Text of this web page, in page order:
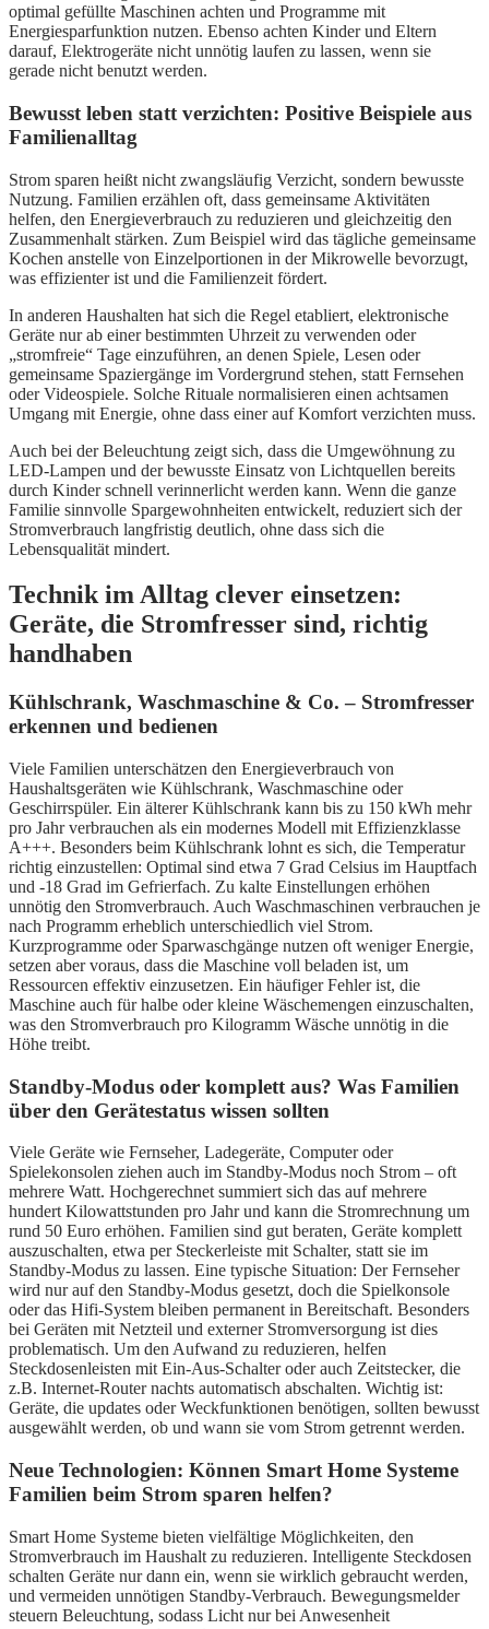
optimal gefüllte Maschinen achten und Programme mit
Energiesparfunktion nutzen. Ebenso achten Kinder und Eltern
darauf, Elektrogeräte nicht unnötig laufen zu lassen, wenn sie
gerade nicht benutzt werden.
Bewusst leben statt verzichten: Positive Beispiele aus
Familienalltag
Strom sparen heißt nicht zwangsläufig Verzicht, sondern bewusste
Nutzung. Familien erzählen oft, dass gemeinsame Aktivitäten
helfen, den Energieverbrauch zu reduzieren und gleichzeitig den
Zusammenhalt stärken. Zum Beispiel wird das tägliche gemeinsame
Kochen anstelle von Einzelportionen in der Mikrowelle bevorzugt,
was effizienter ist und die Familienzeit fördert.
In anderen Haushalten hat sich die Regel etabliert, elektronische
Geräte nur ab einer bestimmten Uhrzeit zu verwenden oder
„stromfreie“ Tage einzuführen, an denen Spiele, Lesen oder
gemeinsame Spaziergänge im Vordergrund stehen, statt Fernsehen
oder Videospiele. Solche Rituale normalisieren einen achtsamen
Umgang mit Energie, ohne dass einer auf Komfort verzichten muss.
Auch bei der Beleuchtung zeigt sich, dass die Umgewöhnung zu
LED-Lampen und der bewusste Einsatz von Lichtquellen bereits
durch Kinder schnell verinnerlicht werden kann. Wenn die ganze
Familie sinnvolle Spargewohnheiten entwickelt, reduziert sich der
Stromverbrauch langfristig deutlich, ohne dass sich die
Lebensqualität mindert.
Technik im Alltag clever einsetzen:
Geräte, die Stromfresser sind, richtig
handhaben
Kühlschrank, Waschmaschine & Co. – Stromfresser
erkennen und bedienen
Viele Familien unterschätzen den Energieverbrauch von
Haushaltsgeräten wie Kühlschrank, Waschmaschine oder
Geschirrspüler. Ein älterer Kühlschrank kann bis zu 150 kWh mehr
pro Jahr verbrauchen als ein modernes Modell mit Effizienzklasse
A+++. Besonders beim Kühlschrank lohnt es sich, die Temperatur
richtig einzustellen: Optimal sind etwa 7 Grad Celsius im Hauptfach
und -18 Grad im Gefrierfach. Zu kalte Einstellungen erhöhen
unnötig den Stromverbrauch. Auch Waschmaschinen verbrauchen je
nach Programm erheblich unterschiedlich viel Strom.
Kurzprogramme oder Sparwaschgänge nutzen oft weniger Energie,
setzen aber voraus, dass die Maschine voll beladen ist, um
Ressourcen effektiv einzusetzen. Ein häufiger Fehler ist, die
Maschine auch für halbe oder kleine Wäschemengen einzuschalten,
was den Stromverbrauch pro Kilogramm Wäsche unnötig in die
Höhe treibt.
Standby-Modus oder komplett aus? Was Familien
über den Gerätestatus wissen sollten
Viele Geräte wie Fernseher, Ladegeräte, Computer oder
Spielekonsolen ziehen auch im Standby-Modus noch Strom – oft
mehrere Watt. Hochgerechnet summiert sich das auf mehrere
hundert Kilowattstunden pro Jahr und kann die Stromrechnung um
rund 50 Euro erhöhen. Familien sind gut beraten, Geräte komplett
auszuschalten, etwa per Steckerleiste mit Schalter, statt sie im
Standby-Modus zu lassen. Eine typische Situation: Der Fernseher
wird nur auf den Standby-Modus gesetzt, doch die Spielkonsole
oder das Hifi-System bleiben permanent in Bereitschaft. Besonders
bei Geräten mit Netzteil und externer Stromversorgung ist dies
problematisch. Um den Aufwand zu reduzieren, helfen
Steckdosenleisten mit Ein-Aus-Schalter oder auch Zeitstecker, die
z.B. Internet-Router nachts automatisch abschalten. Wichtig ist:
Geräte, die updates oder Weckfunktionen benötigen, sollten bewusst
ausgewählt werden, ob und wann sie vom Strom getrennt werden.
Neue Technologien: Können Smart Home Systeme
Familien beim Strom sparen helfen?
Smart Home Systeme bieten vielfältige Möglichkeiten, den
Stromverbrauch im Haushalt zu reduzieren. Intelligente Steckdosen
schalten Geräte nur dann ein, wenn sie wirklich gebraucht werden,
und vermeiden unnötigen Standby-Verbrauch. Bewegungsmelder
steuern Beleuchtung, sodass Licht nur bei Anwesenheit